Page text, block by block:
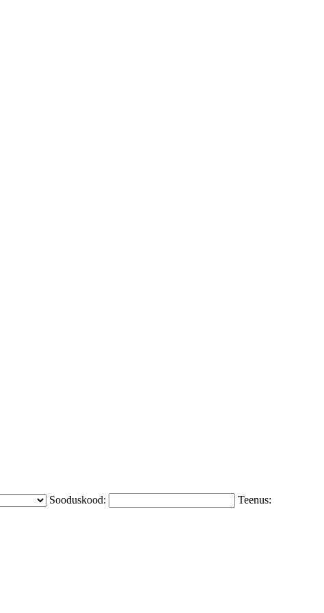
Sooduskood:
Teenus: